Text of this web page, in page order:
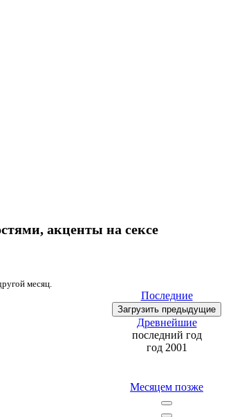
акценты на сексе
месяц
Последние
Загрузить предыдущие
Древнейшие
последний год
год 2001
Месяцем позже